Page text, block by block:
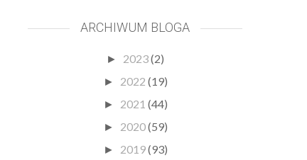
ARCHIWUM BLOGA
► 2023(2)
► 2022 (19)
► 2021 (44)
► 2020(59)
► 2019(93)